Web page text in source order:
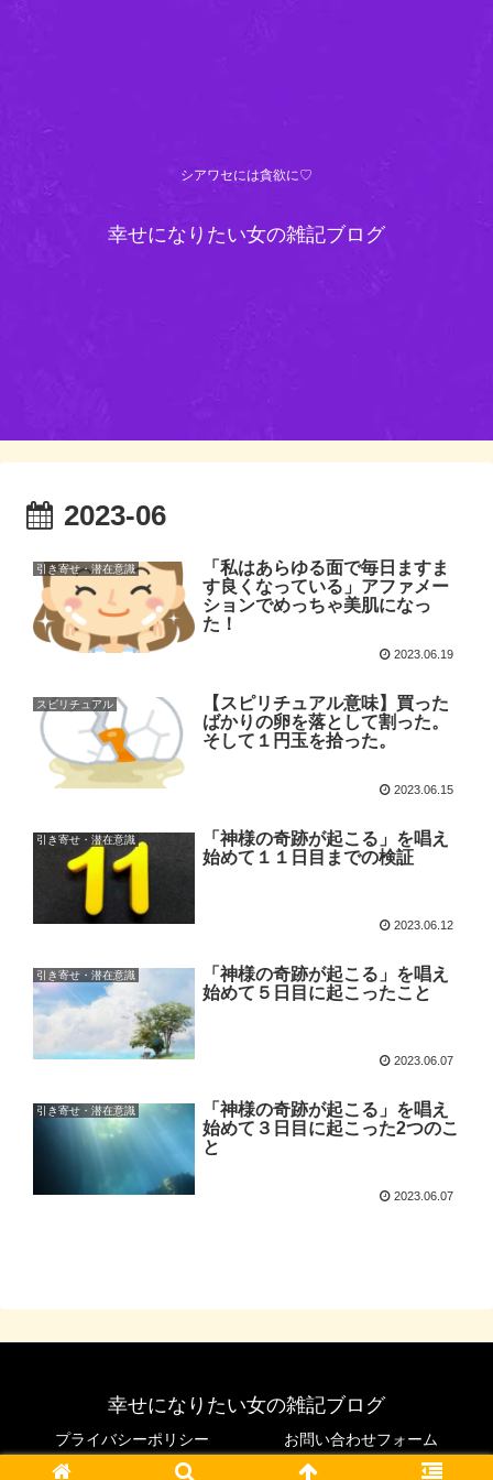
シアワセには貪欲に♡
幸せになりたい女の雑記ブログ
2023-06
引き寄せ・潜在意識
「私はあらゆる面で毎日ますま
す良くなっている」アファメー
ションでめっちゃ美肌になっ
た！
2023.06.19
スピリチュアル
【スピリチュアル意味】買った
ばかりの卵を落として割った。
そして１円玉を拾った。
2023.06.15
引き寄せ・潜在意識
「神様の奇跡が起こる」を唱え
始めて１１日目までの検証
2023.06.12
引き寄せ・潜在意識
「神様の奇跡が起こる」を唱え
始めて５日目に起こったこと
2023.06.07
引き寄せ・潜在意識
「神様の奇跡が起こる」を唱え
始めて３日目に起こった2つのこ
と
2023.06.07
幸せになりたい女の雑記ブログ
プライバシーポリシー お問い合わせフォーム